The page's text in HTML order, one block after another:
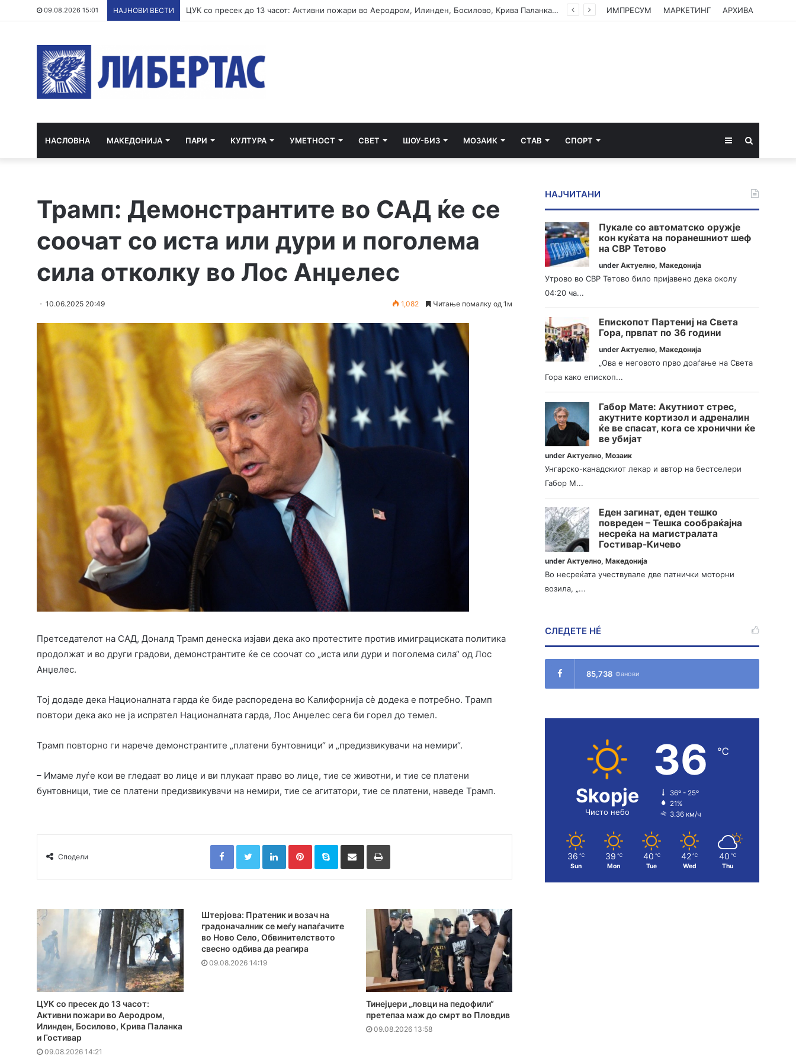
09.08.2026 15:01 НАЈНОВИ ВЕСТИ ЦУК со пресек до 13 часот: Активни пожари во Аеродром, Илинден, Босилово, Крива Паланка и Гостивар ИМПРЕСУМ МАРКЕТИНГ АРХИВА
НАСЛОВНА МАКЕДОНИЈА ПАРИ КУЛТУРА УМЕТНОСТ СВЕТ ШОУ-БИЗ МОЗАИК СТАВ СПОРТ Sidebar
Трамп: Демонстрантите во САД ќе се
соочат со иста или дури и поголема
сила отколку во Лос Анџелес
10.06.2025 20:49 1,082 Читање помалку од 1м
Претседателот на САД, Доналд Трамп денеска изјави дека ако протестите против имиграциската политика
продолжат и во други градови, демонстрантите ќе се соочат со „иста или дури и поголема сила“ од Лос
Анџелес.
Тој додаде дека Националната гарда ќе биде распоредена во Калифорнија сè додека е потребно. Трамп
повтори дека ако не ја испрател Националната гарда, Лос Анџелес сега би горел до темел.
Трамп повторно ги нарече демонстрантите „платени бунтовници“ и „предизвикувачи на немири“.
– Имаме луѓе кои ве гледаат во лице и ви плукаат право во лице, тие се животни, и тие се платени
бунтовници, тие се платени предизвикувачи на немири, тие се агитатори, тие се платени, наведе Трамп.
Сподели
FacebookTwitterLinkedInPinterestSkype Сподели преку Е-маил Испринтај
ЦУК со пресек до 13 часот:
Активни пожари во Аеродром,
Илинден, Босилово, Крива Паланка
и Гостивар
09.08.2026 14:21
Штерјова: Пратеник и возач на
градоначалник се меѓу напаѓачите
во Ново Село, Обвинителството
свесно одбива да реагира
09.08.2026 14:19
Тинејџери „ловци на педофили“
претепаа маж до смрт во Пловдив
09.08.2026 13:58
НАЈЧИТАНИ
Пукале со автоматско оружје
кон куќата на поранешниот шеф
на СВР Тетово
underАктуелно,Македонија
Утрово во СВР Тетово било пријавено дека околу
04:20 ча...
Епископот Партениј на Света
Гора, првпат по 36 години
underАктуелно,Македонија
„Ова е неговото прво доаѓање на Света
Гора како епископ...
Габор Мате: Акутниот стрес,
акутните кортизол и адреналин
ќе ве спасат, кога се хронични ќе
ве убијат
underАктуелно,Мозаик
Унгарско-канадскиот лекар и автор на бестселери
Габор М...
Еден загинат, еден тешко
повреден – Тешка сообраќајна
несреќа на магистралата
Гостивар-Кичево
underАктуелно,Македонија
Во несреќата учествувале две патнички моторни
возила, „...
СЛЕДЕТЕ НÉ
85,738 Фанови
Skopje
Чисто небо
36 ℃
36º - 25º
21%
3.36 км/ч
36 ℃
Sun
39 ℃
Mon
40 ℃
Tue
42 ℃
Wed
40 ℃
Thu